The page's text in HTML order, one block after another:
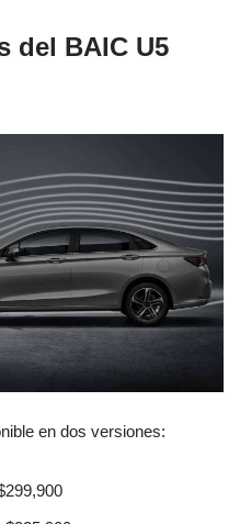
del BAIC U5
en dos versiones: